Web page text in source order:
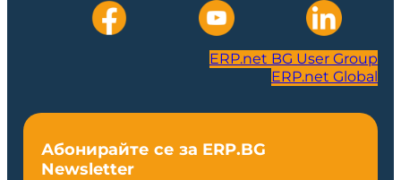
ERP.net BG User Group
ERP.net Global
Абонирайте се за ERP.BG
Newsletter